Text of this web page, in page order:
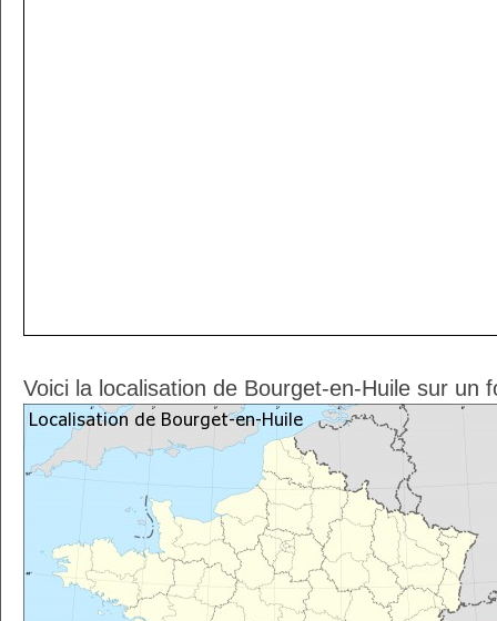
Voici la localisation de Bourget-en-Huile sur un